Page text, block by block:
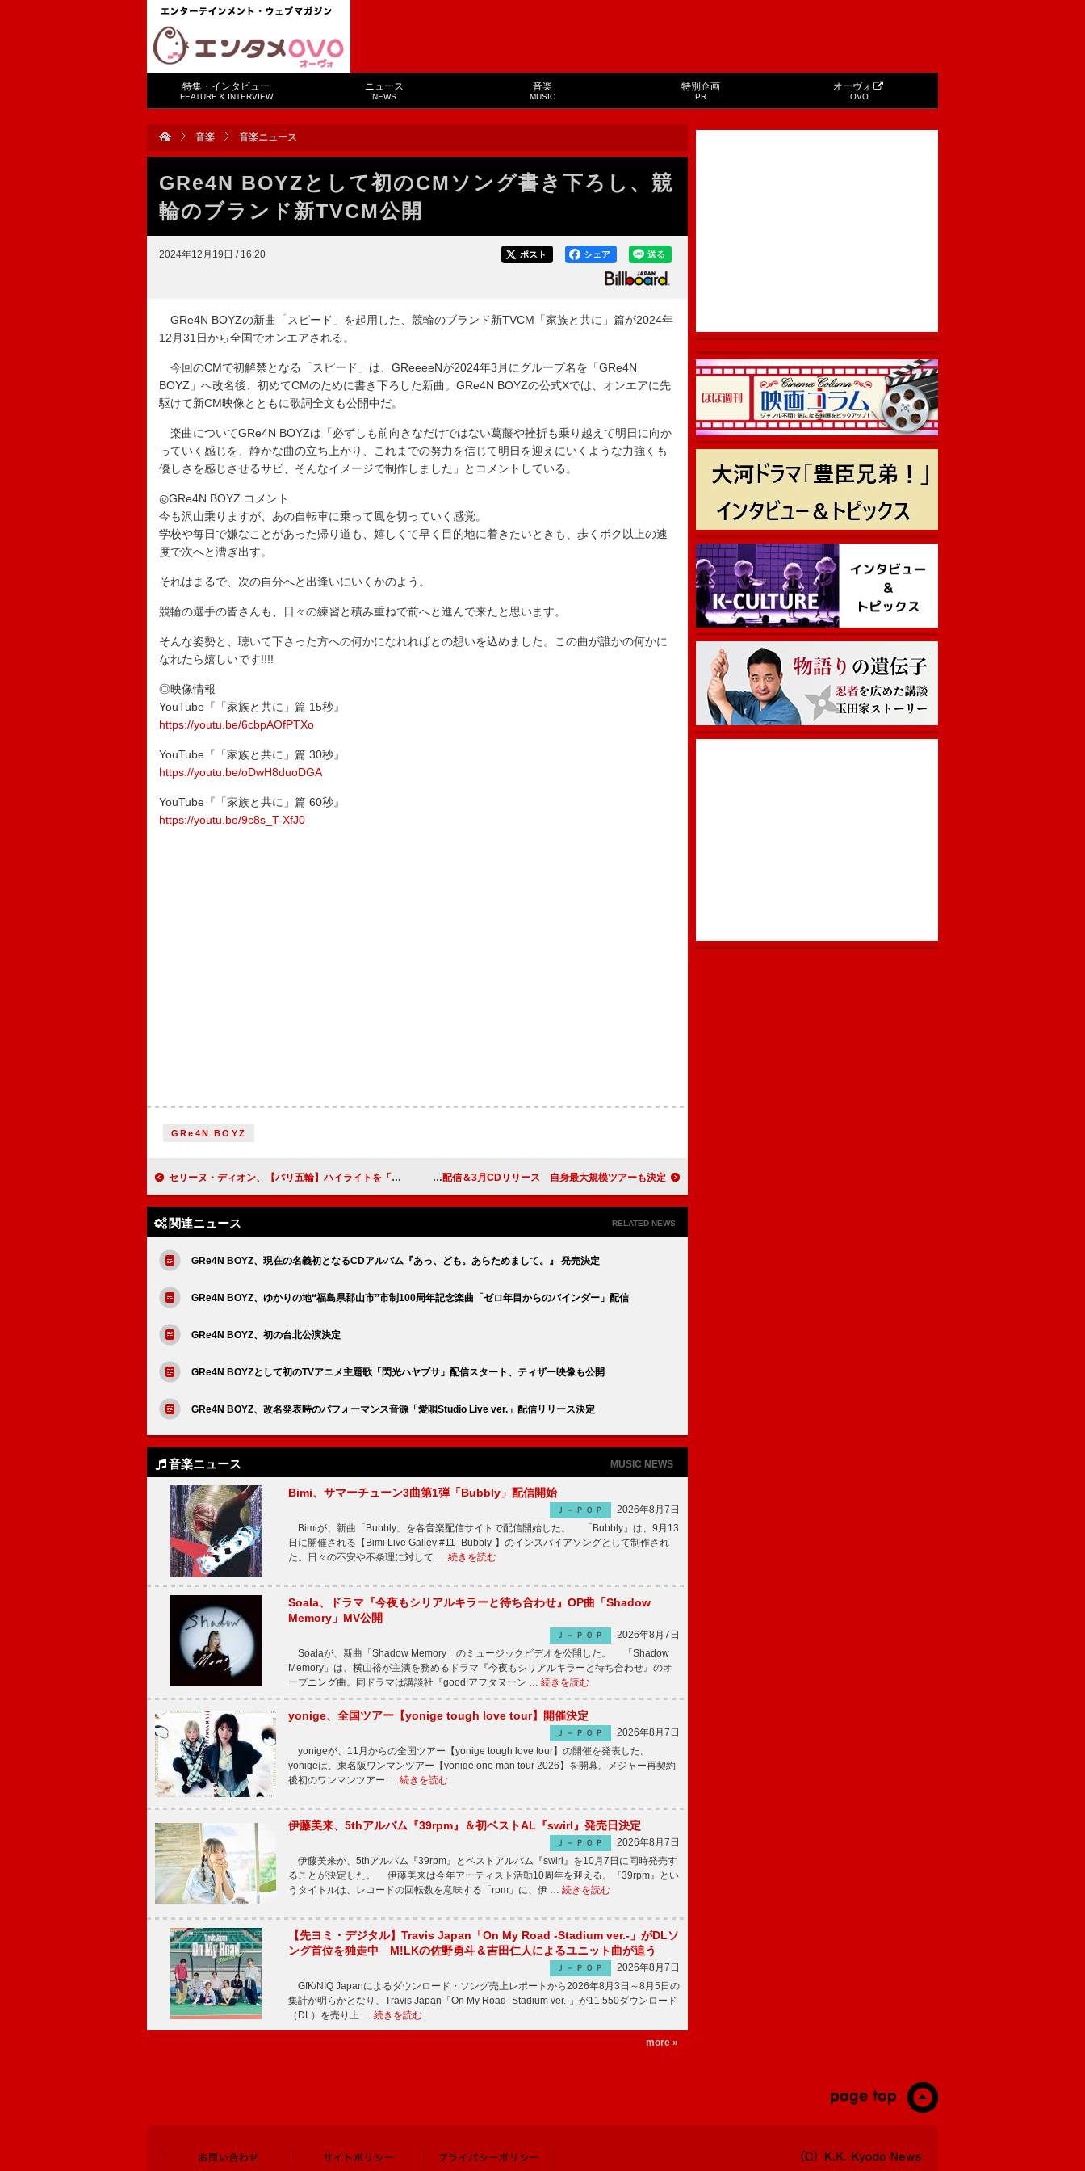
特集・インタビュー
FEATURE & INTERVIEW
ニュース
NEWS
音楽
MUSIC
特別企画
PR
オーヴォ
OVO
音楽 音楽ニュース
GRe4N BOYZとして初のCMソング書き下ろし、競
輪のブランド新TVCM公開
2024年12月19日 / 16:20 送る
シェア
ポスト
GRe4N BOYZの新曲「スピード」を起用した、競輪のブランド新TVCM「家族と共に」篇が2024年
12月31日から全国でオンエアされる。
今回のCMで初解禁となる「スピード」は、GReeeeNが2024年3月にグループ名を「GRe4N
BOYZ」へ改名後、初めてCMのために書き下ろした新曲。GRe4N BOYZの公式Xでは、オンエアに先
駆けて新CM映像とともに歌詞全文も公開中だ。
楽曲についてGRe4N BOYZは「必ずしも前向きなだけではない葛藤や挫折も乗り越えて明日に向か
っていく感じを、静かな曲の立ち上がり、これまでの努力を信じて明日を迎えにいくような力強くも
優しさを感じさせるサビ、そんなイメージで制作しました」とコメントしている。
◎GRe4N BOYZ コメント
今も沢山乗りますが、あの自転車に乗って風を切っていく感覚。
学校や毎日で嫌なことがあった帰り道も、嬉しくて早く目的地に着きたいときも、歩くボク以上の速
度で次へと漕ぎ出す。
それはまるで、次の自分へと出逢いにいくかのよう。
競輪の選手の皆さんも、日々の練習と積み重ねで前へと進んで来たと思います。
そんな姿勢と、聴いて下さった方への何かになれればとの想いを込めました。この曲が誰かの何かに
なれたら嬉しいです!!!!
◎映像情報
YouTube『「家族と共に」篇 15秒』
https://youtu.be/6cbpAOfPTXo
YouTube『「家族と共に」篇 30秒』
https://youtu.be/oDwH8duoDGA
YouTube『「家族と共に」篇 60秒』
https://youtu.be/9c8s_T-XfJ0
GRe4N BOYZ
セリーヌ・ディオン、【パリ五輪】ハイライトを「愛の讃歌」で振り返る特別映像を公開 Creepy Nuts、ニューAL『LEGION』は25年2月配信＆3月CDリリース 自身最大規模ツアーも決定
関連ニュース RELATED NEWS
GRe4N BOYZ、現在の名義初となるCDアルバム『あっ、ども。あらためまして。』 発売決定
GRe4N BOYZ、ゆかりの地“福島県郡山市”市制100周年記念楽曲「ゼロ年目からのバインダー」配信
GRe4N BOYZ、初の台北公演決定
GRe4N BOYZとして初のTVアニメ主題歌「閃光ハヤブサ」配信スタート、ティザー映像も公開
GRe4N BOYZ、改名発表時のパフォーマンス音源「愛唄Studio Live ver.」配信リリース決定
音楽ニュース MUSIC NEWS
Bimi、サマーチューン3曲第1弾「Bubbly」配信開始
Ｊ－ＰＯＰ
2026年8月7日
Bimiが、新曲「Bubbly」を各音楽配信サイトで配信開始した。 「Bubbly」は、9月13
日に開催される【Bimi Live Galley #11 -Bubbly-】のインスパイアソングとして制作され
た。日々の不安や不条理に対して … 続きを読む
Soala、ドラマ『今夜もシリアルキラーと待ち合わせ』OP曲「Shadow
Memory」MV公開
Ｊ－ＰＯＰ
2026年8月7日
Soalaが、新曲「Shadow Memory」のミュージックビデオを公開した。 「Shadow
Memory」は、横山裕が主演を務めるドラマ『今夜もシリアルキラーと待ち合わせ』のオ
ープニング曲。同ドラマは講談社『good!アフタヌーン … 続きを読む
yonige、全国ツアー【yonige tough love tour】開催決定
Ｊ－ＰＯＰ
2026年8月7日
yonigeが、11月からの全国ツアー【yonige tough love tour】の開催を発表した。
yonigeは、東名阪ワンマンツアー【yonige one man tour 2026】を開幕。メジャー再契約
後初のワンマンツアー … 続きを読む
伊藤美来、5thアルバム『39rpm』＆初ベストAL『swirl』発売日決定
Ｊ－ＰＯＰ
2026年8月7日
伊藤美来が、5thアルバム『39rpm』とベストアルバム『swirl』を10月7日に同時発売す
ることが決定した。 伊藤美来は今年アーティスト活動10周年を迎える。『39rpm』とい
うタイトルは、レコードの回転数を意味する「rpm」に、伊 … 続きを読む
【先ヨミ・デジタル】Travis Japan「On My Road -Stadium ver.-」がDLソ
ング首位を独走中 M!LKの佐野勇斗＆吉田仁人によるユニット曲が追う
Ｊ－ＰＯＰ
2026年8月7日
GfK/NIQ Japanによるダウンロード・ソング売上レポートから2026年8月3日～8月5日の
集計が明らかとなり、Travis Japan「On My Road -Stadium ver.-」が11,550ダウンロード
（DL）を売り上 … 続きを読む
more »